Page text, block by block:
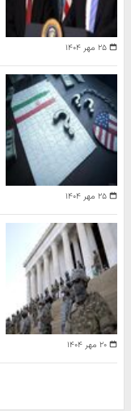
۲۵ مهر ۱۴۰۴
۲۵ مهر ۱۴۰۴
۲۰ مهر ۱۴۰۴